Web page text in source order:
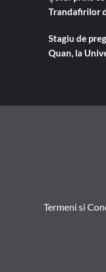
Trandafirilor
Stagiu de
Quan, la
Termeni si